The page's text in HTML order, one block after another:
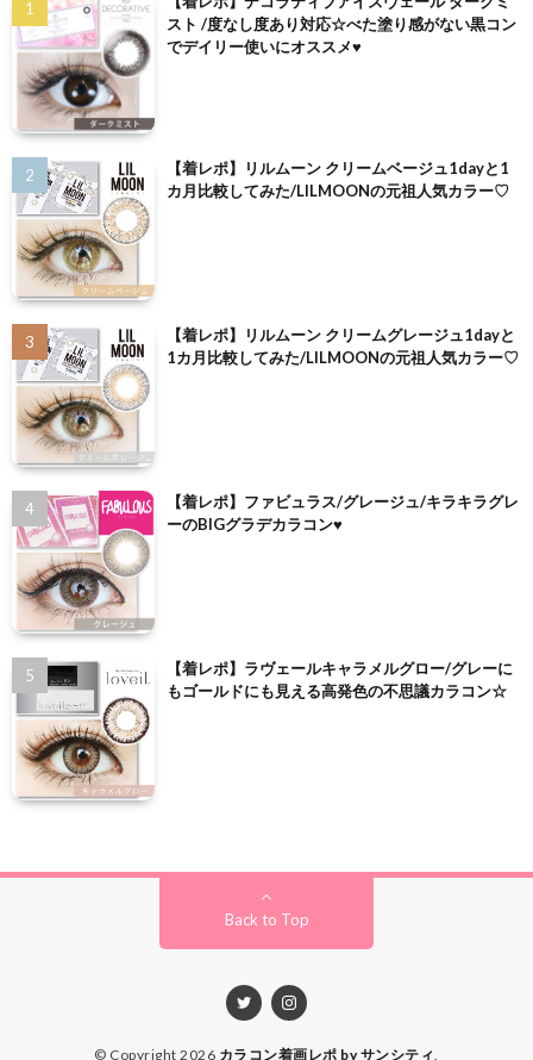
スト /度なし度あり対応☆べた塗り感がない黒コン
でデイリー使いにオススメ♥
【着レポ】リルムーン クリームベージュ1dayと1
カ月比較してみた/LILMOONの元祖人気カラー♡
【着レポ】リルムーン クリームグレージュ1dayと
1カ月比較してみた/LILMOONの元祖人気カラー♡
【着レポ】ファビュラス/グレージュ/キラキラグレ
ーのBIGグラデカラコン♥
【着レポ】ラヴェールキャラメルグロー/グレーに
もゴールドにも見える高発色の不思議カラコン☆
Back to Top
© Copyright 2026 カラコン着画レポ by サンシティ